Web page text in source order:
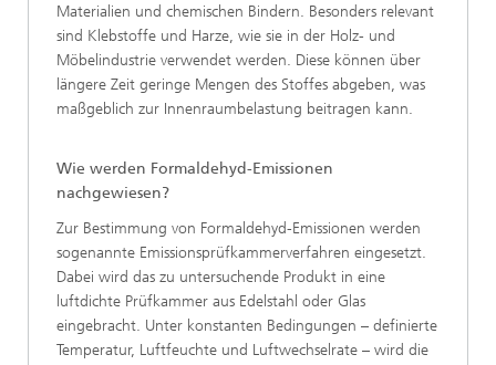
Materialien und chemischen Bindern. Besonders relevant
sind Klebstoffe und Harze, wie sie in der Holz- und
Möbelindustrie verwendet werden. Diese können über
längere Zeit geringe Mengen des Stoffes abgeben, was
maßgeblich zur Innenraumbelastung beitragen kann.
Wie werden Formaldehyd-Emissionen
nachgewiesen?
Zur Bestimmung von Formaldehyd-Emissionen werden
sogenannte Emissionsprüfkammerverfahren eingesetzt.
Dabei wird das zu untersuchende Produkt in eine
luftdichte Prüfkammer aus Edelstahl oder Glas
eingebracht. Unter konstanten Bedingungen – definierte
Temperatur, Luftfeuchte und Luftwechselrate – wird die